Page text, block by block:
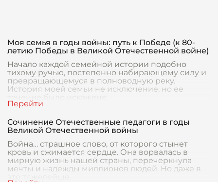
Моя семья в годы войны: путь к Победе (к 80-
летию Победы в Великой Отечественной войне)
Начало каждой семейной истории подобно
тихому ручью, постепенно набирающему силу и
превращающемуся в полноводную реку.
История моей семьи не исключение, но ее
течение было искажено
Сочинение Отечественные педагоги в годы
Великой Отечественной войны
Война… страшное слово, от которого стынет
кровь и сжимается сердце. Она ворвалась в
мирную жизнь нашей страны, перечеркнула
мечты и надежды миллионов людей. Но даже в